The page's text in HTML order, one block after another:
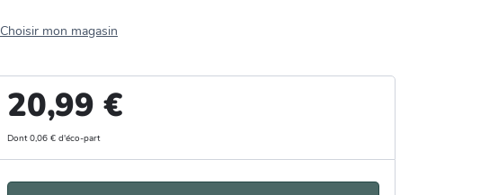
Choisir mon magasin
20,99 €
Dont 0,06 € d'éco-part